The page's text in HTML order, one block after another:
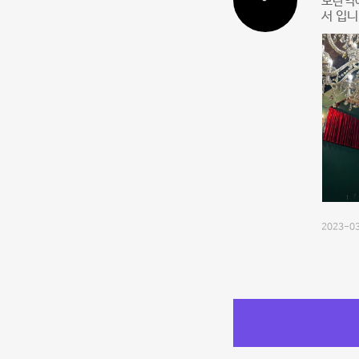
서 입
2023-